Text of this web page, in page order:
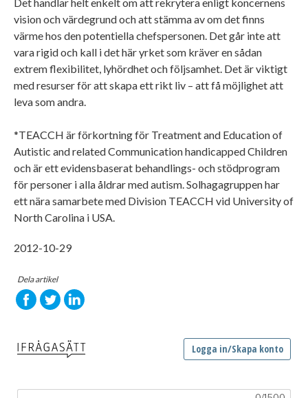
vision och värdegrund och att stämma av om det finns
värme hos den potentiella chefspersonen. Det går inte att
vara rigid och kall i det här yrket som kräver en sådan
extrem flexibilitet, lyhördhet och följsamhet. Det är viktigt
med resurser för att skapa ett rikt liv – att få möjlighet att
leva som andra.
*TEACCH är förkortning för Treatment and Education of
Autistic and related Communication handicapped Children
och är ett evidensbaserat behandlings- och stödprogram
för personer i alla åldrar med autism. Solhagagruppen har
ett nära samarbete med Division TEACCH vid University of
North Carolina i USA.
2012-10-29
Dela artikel